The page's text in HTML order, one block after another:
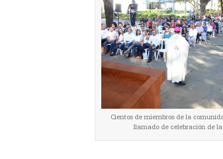
Cientos de miembros de la
llamado de celebración de la